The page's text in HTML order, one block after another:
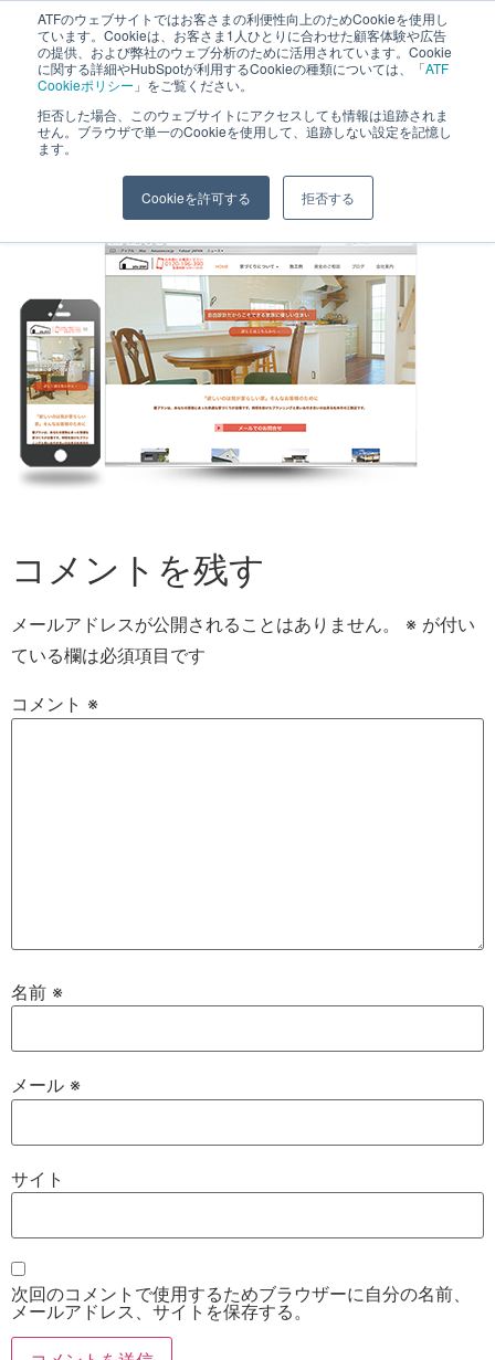
ATFのウェブサイトではお客さまの利便性向上のためCookieを使用し
ています。Cookieは、お客さま1人ひとりに合わせた顧客体験や広告
の提供、および弊社のウェブ分析のために活用されています。Cookie
に関する詳細やHubSpotが利用するCookieの種類については、「ATF
Cookieポリシー 」をご覧ください。
拒否した場合、このウェブサイトにアクセスしても情報は追跡されま
せん。ブラウザで単一のCookieを使用して、追跡しない設定を記憶し
ます。
Cookieを許可する 拒否する
長野県長野市・松本市ウェブ制作事業部 コンサルティングFIRM
youplan2
コメントを残す
メールアドレスが公開されることはありません。 ※ が付い
ている欄は必須項目です
コメント ※
名前 ※
メール ※
サイト
次回のコメントで使用するためブラウザーに自分の名前、
メールアドレス、サイトを保存する。